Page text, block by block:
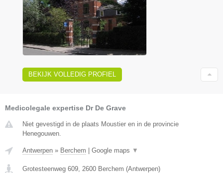
BEKIJK VOLLEDIG PROFIEL
Medicolegale expertise Dr De Grave
Niet gevestigd in de plaats Moustier en in de provincie
Henegouwen.
Antwerpen » Berchem Google maps ▼
Grotesteenweg 609, 2600 Berchem (Antwerpen)